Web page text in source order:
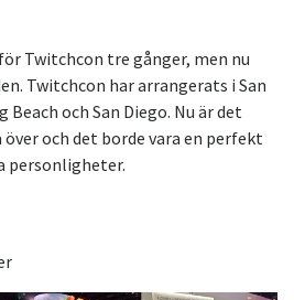
Twitchcon tre gånger, men nu
Twitchcon har arrangerats i San
Beach och San Diego. Nu är det
och det borde vara en perfekt
personligheter.